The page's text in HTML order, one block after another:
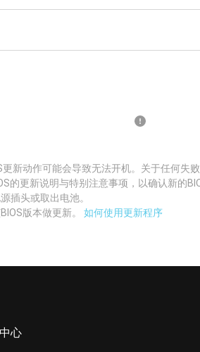
新动作可能会导致无法开机。关于任何失
的更新说明与特别注意事项，以确认新的
插头或取出电池。
版本做更新。 如何使用更新程序
心